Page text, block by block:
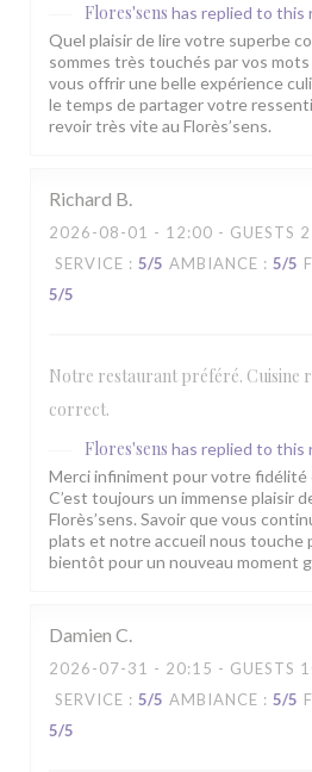
Flores'sens has replied to this
Quel plaisir de lire votre superbe
sommes très touchés par vos
vous offrir une belle expérience
le temps de partager votre
revoir très vite au Florès’sens.
Richard B
2026-08-01 - 12:00 - GUESTS 2
SERVICE : 5/5 AMBIANCE : 5/5
5/5
Notre restaurant préféré. Cuisine
correct.
Flores'sens has replied to this
Merci infiniment pour votre fidélité
C’est toujours un immense plaisir
Florès’sens. Savoir que vous
plats et notre accueil nous touche
bientôt pour un nouveau moment
Damien C
2026-07-31 - 20:15 - GUESTS
SERVICE : 5/5 AMBIANCE : 5/5
5/5